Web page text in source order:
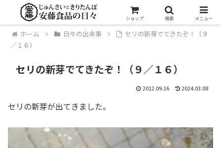
ホーム 日々の出来事
セリの新芽でてきたぞ！（９
／１６）
セリの新芽でてきたぞ！（９／１６）
2012.09.16 2024.03.08
セリの新芽が出てきました。
ショップ 検索 メニュー